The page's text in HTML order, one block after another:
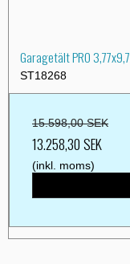
Garagetält PRO
ST18268
15.598,00 SEK
13.258,30 SEK
(inkl. moms)